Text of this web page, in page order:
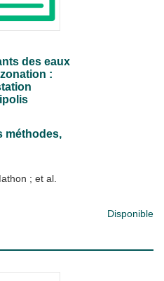
des eaux
:
méthodes,
; et al.
Disponible